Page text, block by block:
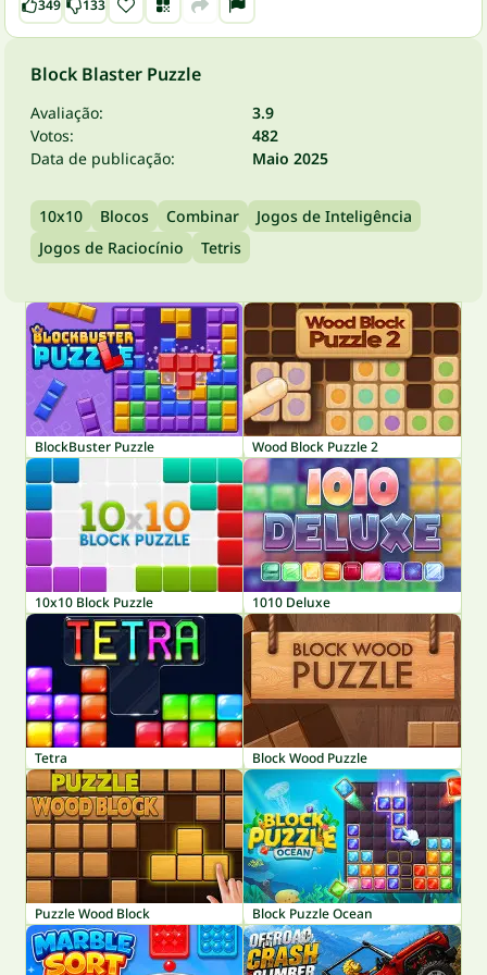
349 133
Block Blaster Puzzle
Avaliação:
3.9
Votos:
482
Data de publicação:
Maio 2025
10x10 Blocos Combinar
Jogos de Inteligência
Jogos de Raciocínio
Tetris
BlockBuster Puzzle Wood Block Puzzle 2
10x10 Block Puzzle 1010 Deluxe
Tetra Block Wood Puzzle
Puzzle Wood Block Block Puzzle Ocean